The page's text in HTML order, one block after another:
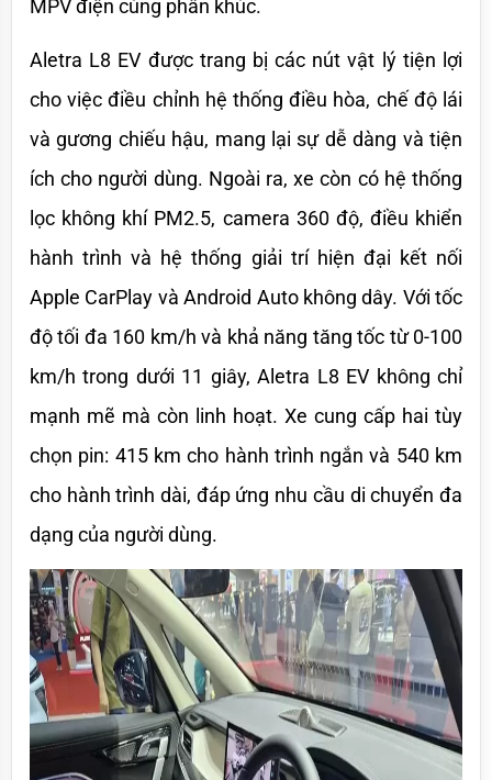
MPV điện cùng phân khúc.
Aletra L8 EV được trang bị các nút vật lý tiện lợi
cho việc điều chỉnh hệ thống điều hòa, chế độ lái
và gương chiếu hậu, mang lại sự dễ dàng và tiện
ích cho người dùng. Ngoài ra, xe còn có hệ thống
lọc không khí PM2.5, camera 360 độ, điều khiển
hành trình và hệ thống giải trí hiện đại kết nối
Apple CarPlay và Android Auto không dây. Với tốc
độ tối đa 160 km/h và khả năng tăng tốc từ 0-100
km/h trong dưới 11 giây, Aletra L8 EV không chỉ
mạnh mẽ mà còn linh hoạt. Xe cung cấp hai tùy
chọn pin: 415 km cho hành trình ngắn và 540 km
cho hành trình dài, đáp ứng nhu cầu di chuyển đa
dạng của người dùng.